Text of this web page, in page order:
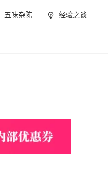
五味杂陈 经验之谈